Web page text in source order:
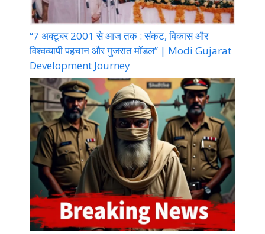
“7 अक्टूबर 2001 से आज तक : संकट, विकास और
विश्वव्यापी पहचान और गुजरात मॉडल” | Modi Gujarat
Development Journey